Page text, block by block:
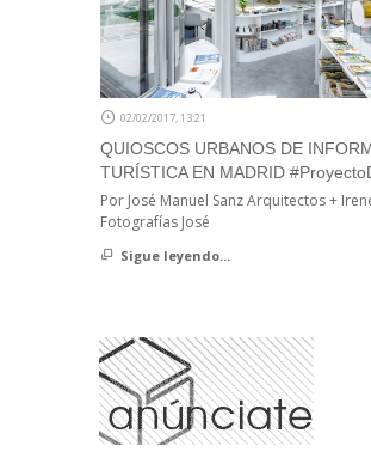
02/02/2017, 13:21
QUIOSCOS URBANOS DE
TURÍSTICA EN MADRID
Por José Manuel Sanz Arquitectos +
Fotografías José
Sigue leyendo...